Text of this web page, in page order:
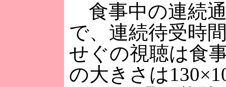
食事中の連続
で、連続待受時
せぐの視聴は食
の大きさは